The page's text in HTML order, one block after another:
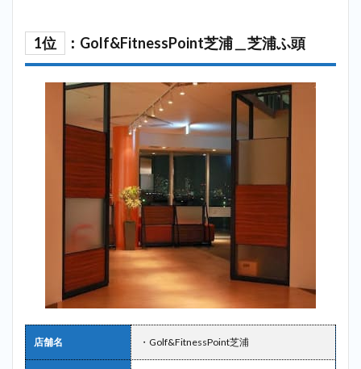
1位 ：Golf&FitnessPoint芝浦＿芝浦ふ頭
店舗名 ・Golf&FitnessPoint芝浦